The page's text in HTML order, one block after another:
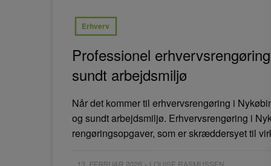
Erhverv
Professionel
sundt arbejdsmiljø
Når det kommer til erhvervsrengøring i
og sundt arbejdsmiljø. Erhvervsrengøring i
rengøringsopgaver, som er skræddersyet til
Posted
13. FEBRUAR 2026 LOUISE RASMUSSEN